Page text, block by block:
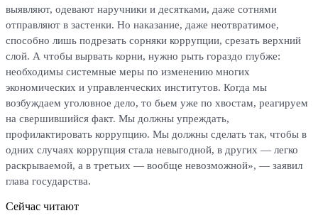
выявляют, одевают наручники и десятками, даже сотнями
отправляют в застенки. Но наказание, даже неотвратимое,
способно лишь подрезать сорняки коррупции, срезать верхний
слой. А чтобы вырвать корни, нужно рыть гораздо глубже:
необходимы системные меры по изменению многих
экономических и управленческих институтов. Когда мы
возбуждаем уголовное дело, то бьем уже по хвостам, реагируем
на свершившийся факт. Мы должны упреждать,
профилактировать коррупцию. Мы должны сделать так, чтобы в
одних случаях коррупция стала невыгодной, в других — легко
раскрываемой, а в третьих — вообще невозможной», — заявил
глава государства.
Сейчас читают